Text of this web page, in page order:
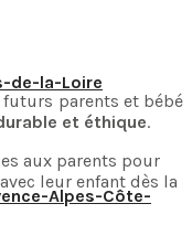
de-la-Loire
Alpes-Côte-
parents et bébé
et éthique.
aux parents pour
leur enfant dès la